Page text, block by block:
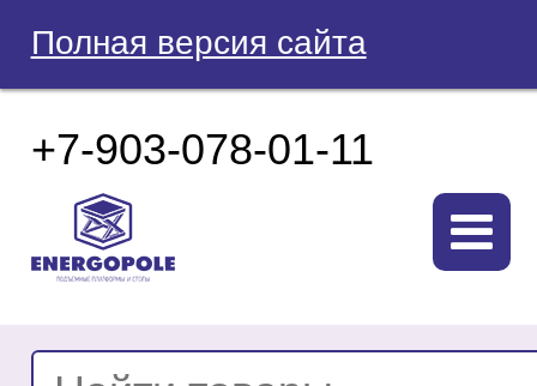
Полная версия сайта
+7-903-078-01-11